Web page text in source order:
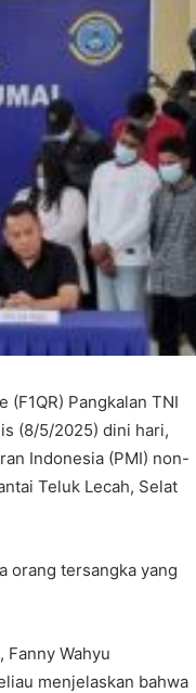
(F1QR) Pangkalan TNI
(8/5/2025) dini hari,
Indonesia (PMI) non-
Teluk Lecah, Selat
orang tersangka yang
Fanny Wahyu
menjelaskan bahwa